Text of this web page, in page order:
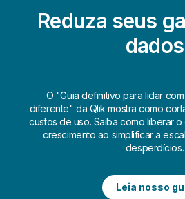
Reduza seus
dados
O "Guia definitivo para lidar
diferente" da Qlik mostra como
custos de uso. Saiba como liberar
crescimento ao simplificar a
desperdícios.
Leia nosso